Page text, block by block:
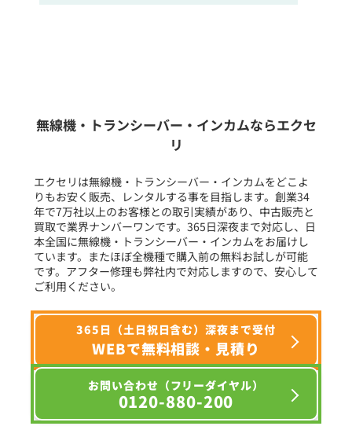
フリーワード入力(製品名等)
選択条件をリセット
無線機・トランシーバー・インカムならエクセ
リ
エクセリは無線機・トランシーバー・インカムをどこよ
りもお安く販売、レンタルする事を目指します。創業34
年で7万社以上のお客様との取引実績があり、中古販売と
買取で業界ナンバーワンです。365日深夜まで対応し、日
本全国に無線機・トランシーバー・インカムをお届けし
ています。またほぼ全機種で購入前の無料お試しが可能
です。アフター修理も弊社内で対応しますので、安心して
ご利用ください。
365日（土日祝日含む）深夜まで受付
WEBで無料相談・見積り
お問い合わせ（フリーダイヤル）
0120-880-200